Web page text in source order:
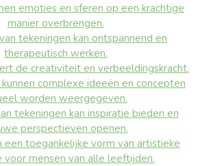
emoties en sferen op een krachtige
manier overbrengen.
tekeningen kan ontspannend en
therapeutisch werken.
de creativiteit en verbeeldingskracht.
complexe ideeën en concepten
worden weergegeven.
tekeningen kan inspiratie bieden en
perspectieven openen.
een toegankelijke vorm van artistieke
voor mensen van alle leeftijden.